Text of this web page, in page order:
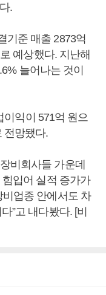
.
기준 매출 2873억
예상했다. 지난해
늘어나는 것이
이익이 571억 원으
전망됐다.
비회사들 가운데
입어 실적 증가가
비업종 안에서도 차
”고 내다봤다. [비